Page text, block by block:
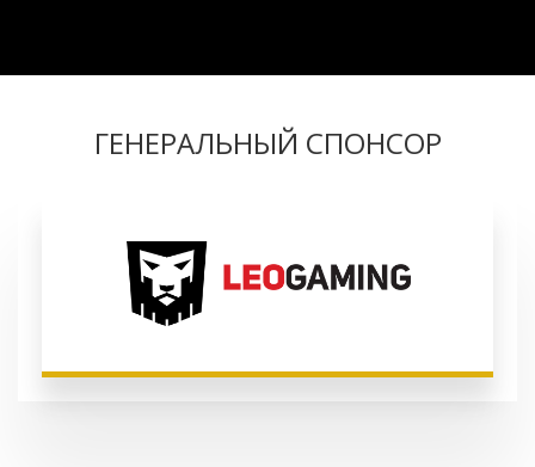
ГЕНЕРАЛЬНЫЙ СПОНСОР